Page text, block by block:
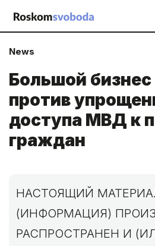
News
Большой
против
доступа МВД к
граждан
НАСТОЯЩИЙ
(ИНФОРМАЦИЯ)
РАСПРОСТРАНЕН И